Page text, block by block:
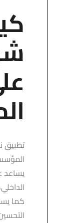
تطبيق
يساعد
كما